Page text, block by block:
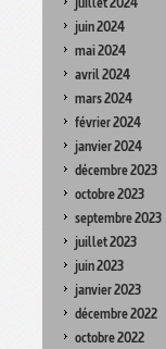
juin 2024
mai 2024
avril 2024
mars 2024
février 2024
janvier 2024
décembre 2023
octobre 2023
septembre 2023
juillet 2023
juin 2023
janvier 2023
décembre 2022
octobre 2022